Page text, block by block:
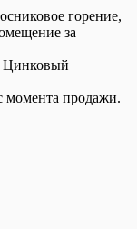
горение,
за
Цинковый
момента продажи.